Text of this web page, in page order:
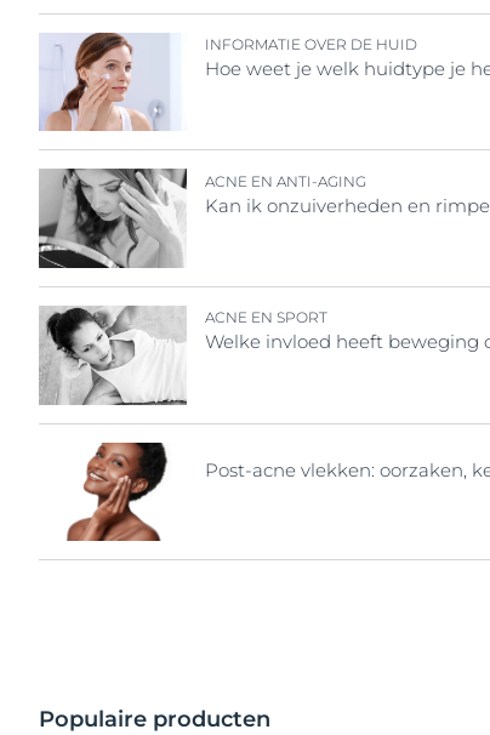
INFORMATIE OVER DE HUID
Hoe weet je welk huidtype je
ACNE EN ANTI-AGING
Kan ik onzuiverheden en
ACNE EN SPORT
Welke invloed heeft beweging
Post-acne vlekken: oorzaken,
Populaire producten